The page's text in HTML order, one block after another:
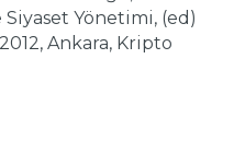
Siyaset Yönetimi, (ed)
Ankara, Kripto